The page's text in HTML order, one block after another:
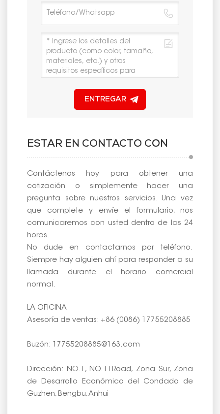
ENTREGAR
ESTAR EN CONTACTO CON
Contáctenos hoy para obtener una
cotización o simplemente hacer una
pregunta sobre nuestros servicios. Una vez
que complete y envíe el formulario, nos
comunicaremos con usted dentro de las 24
horas.
No dude en contactarnos por teléfono.
Siempre hay alguien ahí para responder a su
llamada durante el horario comercial
normal.
LA OFICINA
Asesoría de ventas: +86 (0086) 17755208885
Buzón: 17755208885@163.com
Dirección: NO.1, NO.11Road, Zona Sur, Zona
de Desarrollo Económico del Condado de
Guzhen, Bengbu, Anhui